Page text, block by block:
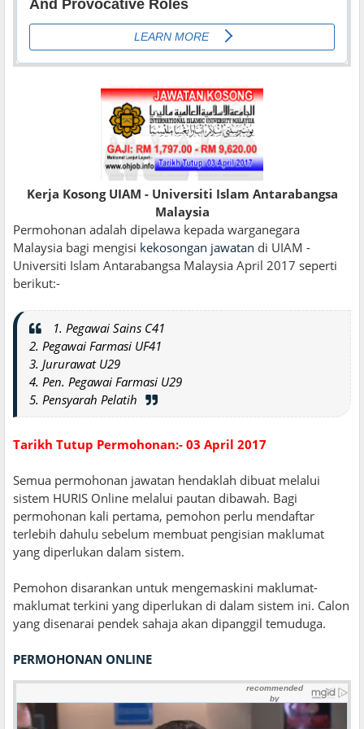
Kerja Kosong UIAM - Universiti Islam Antarabangsa
Malaysia
Permohonan adalah dipelawa kepada warganegara
Malaysia bagi mengisi kekosongan jawatan di UIAM -
Universiti Islam Antarabangsa Malaysia April 2017 seperti
berikut:-
1. Pegawai Sains C41
2. Pegawai Farmasi UF41
3. Jururawat U29
4. Pen. Pegawai Farmasi U29
5. Pensyarah Pelatih
Tarikh Tutup Permohonan:- 03 April 2017
Semua permohonan jawatan hendaklah dibuat melalui
sistem HURIS Online melalui pautan dibawah. Bagi
permohonan kali pertama, pemohon perlu mendaftar
terlebih dahulu sebelum membuat pengisian maklumat
yang diperlukan dalam sistem.
Pemohon disarankan untuk mengemaskini maklumat-
maklumat terkini yang diperlukan di dalam sistem ini. Calon
yang disenarai pendek sahaja akan dipanggil temuduga.
PERMOHONAN ONLINE